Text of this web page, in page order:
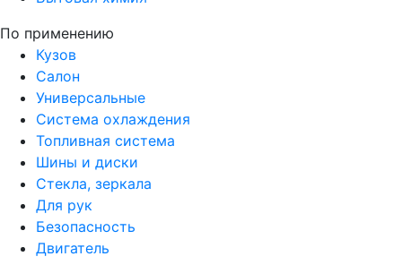
По применению
Кузов
Салон
Универсальные
Система охлаждения
Топливная система
Шины и диски
Стекла, зеркала
Для рук
Безопасность
Двигатель